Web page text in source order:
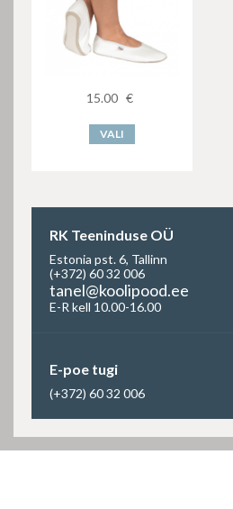
15.00 €
VALI
RK Teeninduse OÜ
Estonia pst. 6, Tallinn
(+372) 60 32 006
tanel@koolipood.ee
E-R kell 10.00-16.00
E-poe tugi
(+372) 60 32 006